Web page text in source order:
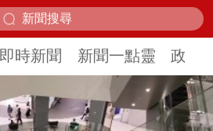
即時新聞 新聞一點靈 政治